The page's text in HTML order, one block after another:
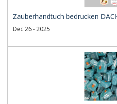
Zauberhandtuch bedrucken
Dec 26 - 2025